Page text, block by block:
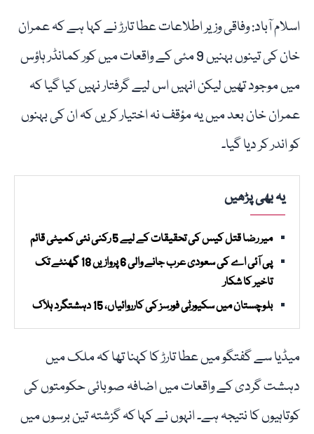
اسلام آباد: وفاقی وزیر اطلاعات عطا تارڑ نے کہا ہے کہ عمران
خان کی تینوں بہنیں 9 مئی کے واقعات میں کور کمانڈر ہاؤس
میں موجود تھیں لیکن انہیں اس لیے گرفتار نہیں کیا گیا کہ
عمران خان بعد میں یہ مؤقف نہ اختیار کریں کہ ان کی بہنوں
کو اندر کر دیا گیا۔
یہ بھی پڑھیں
میر رضا قتل کیس کی تحقیقات کے لیے 5 رکنی نئی کمیٹی قائم
پی آئی اے کی سعودی عرب جانے والی 6 پروازیں 18 گھنٹے تک
تاخیر کا شکار
بلوچستان میں سکیورٹی فورسز کی کارروائیاں، 15 دہشتگرد ہلاک
میڈیا سے گفتگو میں عطا تارڑ کا کہنا تھا کہ ملک میں
دہشت گردی کے واقعات میں اضافہ صوبائی حکومتوں کی
کوتاہیوں کا نتیجہ ہے۔ انہوں نے کہا کہ گزشتہ تین برسوں میں